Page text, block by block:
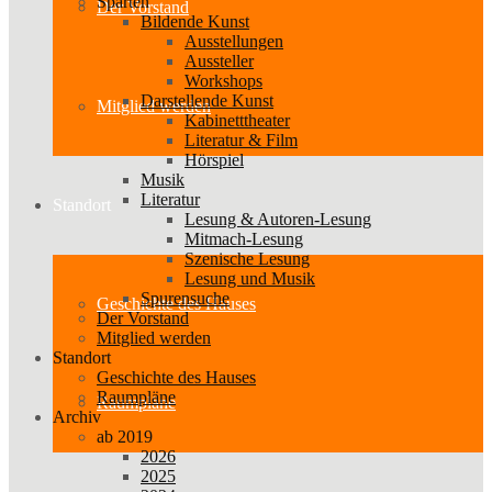
Der Vorstand
Mitglied werden
Standort
Geschichte des Hauses
Raumpläne
Bildende Kunst
Ausstellungen
Aussteller
Workshops
Darstellende Kunst
Kabinetttheater
Literatur & Film
Hörspiel
Musik
Literatur
Lesung & Autoren-Lesung
Mitmach-Lesung
Szenische Lesung
Lesung und Musik
Spurensuche
Der Vorstand
Mitglied werden
Standort
Geschichte des Hauses
Raumpläne
Archiv
ab 2019
2026
2025